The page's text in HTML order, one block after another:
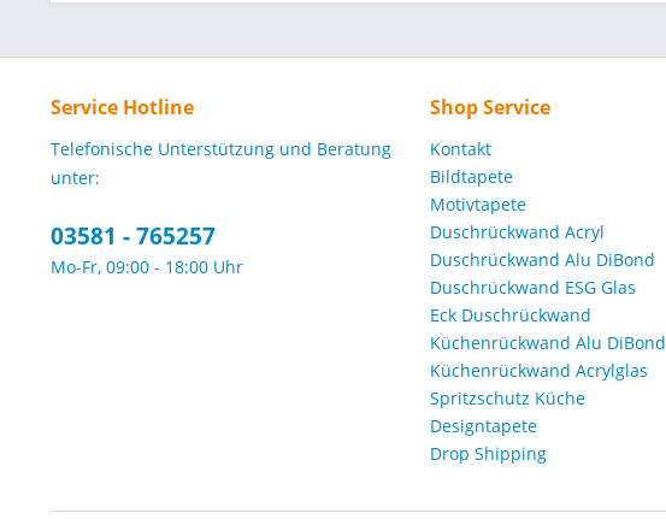
Service Hotline
Telefonische Unterstützung und Beratung
unter:
03581 - 765257
Mo-Fr, 09:00 - 18:00 Uhr
Shop Service
Kontakt
Bildtapete
Motivtapete
Duschrückwand Acryl
Duschrückwand Alu DiBond
Duschrückwand ESG Glas
Eck Duschrückwand
Küchenrückwand Alu DiBond
Küchenrückwand Acrylglas
Spritzschutz Küche
Designtapete
Drop Shipping